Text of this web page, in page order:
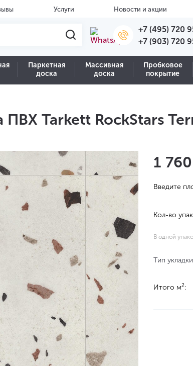
Услуги Новости и акции
+7 (495) 720
+7 (903) 720
Паркетная
доска
Массивная
доска
Пробковое
покрытие
ПВХ Tarkett RockStars
1 760
Введите
Кол-во
В одной
Тип
Итого м2: